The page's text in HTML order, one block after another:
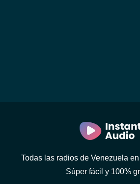
Todas las radios de Venezuela
Súper fácil y 100%